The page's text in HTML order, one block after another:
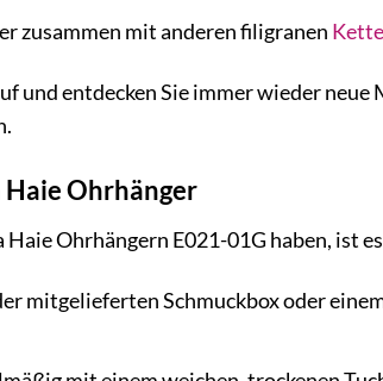
zusammen mit anderen filigranen
und entdecken Sie immer wieder
Ohrhänger
Haie Ohrhängern E021-01G haben, ist
mitgelieferten Schmuckbox oder